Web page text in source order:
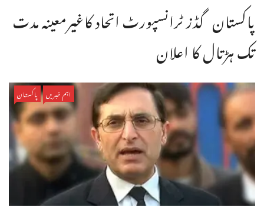
پاکستان گڈز ٹرانسپورٹ اتحاد کاغیرمعینہ مدت
تک ہڑتال کا اعلان
اہم خبریں پاکستان